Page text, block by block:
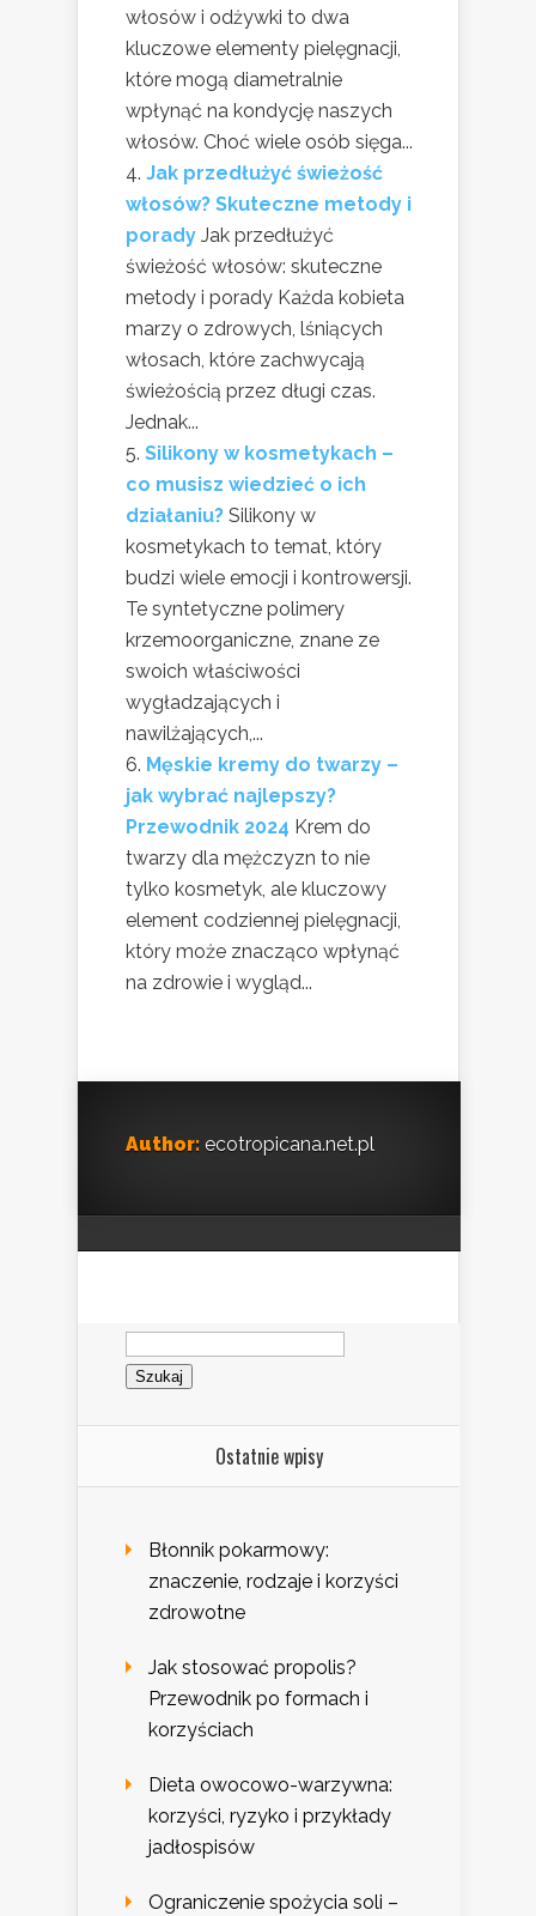
włosów i odżywki to dwa
kluczowe elementy pielęgnacji,
które mogą diametralnie
wpłynąć na kondycję naszych
włosów. Choć wiele osób sięga...
Jak przedłużyć świeżość
włosów? Skuteczne metody i
porady Jak przedłużyć
świeżość włosów: skuteczne
metody i porady Każda kobieta
marzy o zdrowych, lśniących
włosach, które zachwycają
świeżością przez długi czas.
Jednak...
Silikony w kosmetykach –
co musisz wiedzieć o ich
działaniu? Silikony w
kosmetykach to temat, który
budzi wiele emocji i kontrowersji.
Te syntetyczne polimery
krzemoorganiczne, znane ze
swoich właściwości
wygładzających i
nawilżających,...
Męskie kremy do twarzy –
jak wybrać najlepszy?
Przewodnik 2024 Krem do
twarzy dla mężczyzn to nie
tylko kosmetyk, ale kluczowy
element codziennej pielęgnacji,
który może znacząco wpłynąć
na zdrowie i wygląd...
Author: ecotropicana.net.pl
Szukaj:
Ostatnie wpisy
Błonnik pokarmowy:
znaczenie, rodzaje i korzyści
zdrowotne
Jak stosować propolis?
Przewodnik po formach i
korzyściach
Dieta owocowo-warzywna:
korzyści, ryzyko i przykłady
jadłospisów
Ograniczenie spożycia soli –